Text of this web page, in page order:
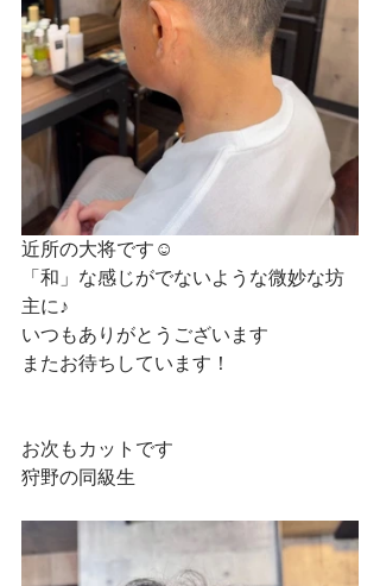
近所の大将です☺
「和」な感じがでないような微妙な坊
主に♪
いつもありがとうございます
またお待ちしています！
お次もカットです
狩野の同級生